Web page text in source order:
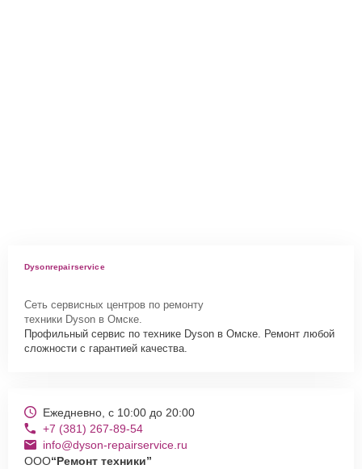
Dysonrepairservice
Сеть сервисных центров по ремонту
техники Dyson в Омске.
Профильный сервис по технике Dyson в Омске. Ремонт любой
сложности с гарантией качества.
Ежедневно, с 10:00 до 20:00
+7 (381) 267-89-54
info@dyson-repairservice.ru
ООО“Ремонт техники”